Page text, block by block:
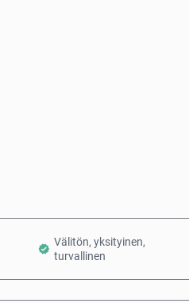
Välitön, yksityinen,
turvallinen